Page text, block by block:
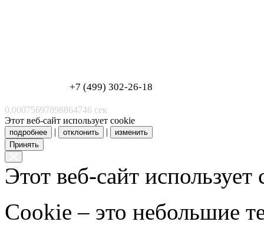
+7 (499) 302-26-18
0.00075697898864746 сек
Этот веб-сайт использует cookie
подробнее | отклонить |
изменить
Принять
Этот веб-сайт использует
Cookie – это небольшие